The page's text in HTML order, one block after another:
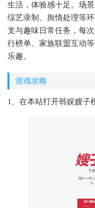
生活，体验感十足。场
综艺录制、舆情处理等
支与趣味日常任务，每
行榜单、家族联盟互动
乐趣。
游戏攻略
1、在本站打开韩娱嫂子